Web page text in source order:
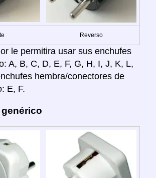
Reverso
le permitira usar sus enchufes
A, B, C, D, E, F, G, H, I, J, K, L,
hembra/conectores de
E, F.